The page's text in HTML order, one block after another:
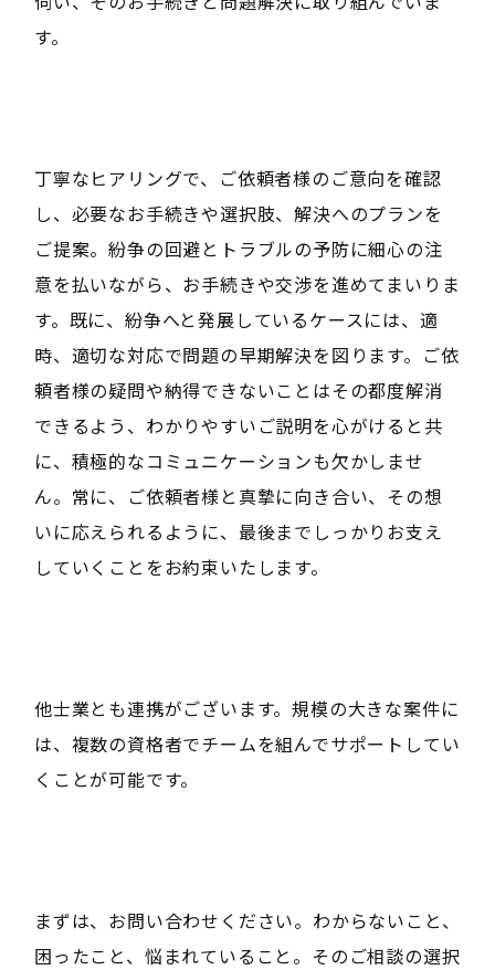
す。
丁寧なヒアリングで、ご依頼者様のご意向を確認
し、必要なお手続きや選択肢、解決へのプランを
ご提案。紛争の回避とトラブルの予防に細心の注
意を払いながら、お手続きや交渉を進めてまいりま
す。既に、紛争へと発展しているケースには、適
時、適切な対応で問題の早期解決を図ります。ご依
頼者様の疑問や納得できないことはその都度解消
できるよう、わかりやすいご説明を心がけると共
に、積極的なコミュニケーションも欠かしませ
ん。常に、ご依頼者様と真摯に向き合い、その想
いに応えられるように、最後までしっかりお支え
していくことをお約束いたします。
他士業とも連携がございます。規模の大きな案件に
は、複数の資格者でチームを組んでサポートしてい
くことが可能です。
まずは、お問い合わせください。わからないこと、
困ったこと、悩まれていること。そのご相談の選択